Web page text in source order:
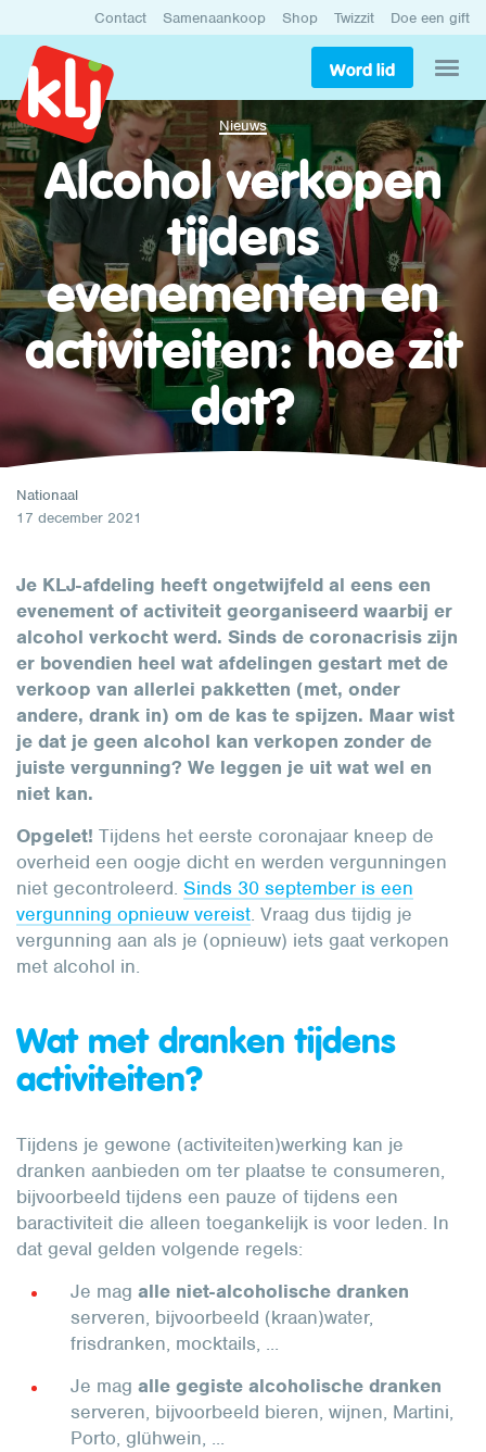
Contact Samenaankoop Shop Twizzit Doe een gift
Word lid
Nieuws
Alcohol verkopen
tijdens
evenementen en
activiteiten: hoe zit
dat?
Nationaal
17 december 2021
Je KLJ-afdeling heeft ongetwijfeld al eens een
evenement of activiteit georganiseerd waarbij er
alcohol verkocht werd. Sinds de coronacrisis zijn
er bovendien heel wat afdelingen gestart met de
verkoop van allerlei pakketten (met, onder
andere, drank in) om de kas te spijzen. Maar wist
je dat je geen alcohol kan verkopen zonder de
juiste vergunning? We leggen je uit wat wel en
niet kan.
Opgelet! Tijdens het eerste coronajaar kneep de
overheid een oogje dicht en werden vergunningen
niet gecontroleerd. Sinds 30 september is een
vergunning opnieuw vereist. Vraag dus tijdig je
vergunning aan als je (opnieuw) iets gaat verkopen
met alcohol in.
Wat met dranken tijdens
activiteiten?
Tijdens je gewone (activiteiten)werking kan je
dranken aanbieden om ter plaatse te consumeren,
bijvoorbeeld tijdens een pauze of tijdens een
baractiviteit die alleen toegankelijk is voor leden. In
dat geval gelden volgende regels:
Je mag alle niet-alcoholische dranken
serveren, bijvoorbeeld (kraan)water,
frisdranken, mocktails, ...
Je mag alle gegiste alcoholische dranken
serveren, bijvoorbeeld bieren, wijnen, Martini,
Porto, glühwein, ...